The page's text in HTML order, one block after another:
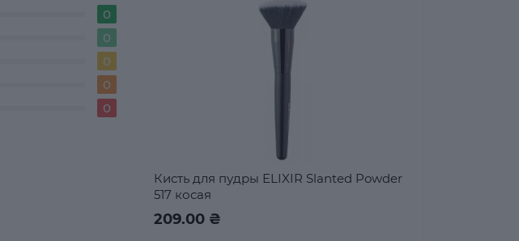
0
0
0
0
0
Кисть для пудры ELIXIR Slanted Powder
517 косая
209.00 ₴